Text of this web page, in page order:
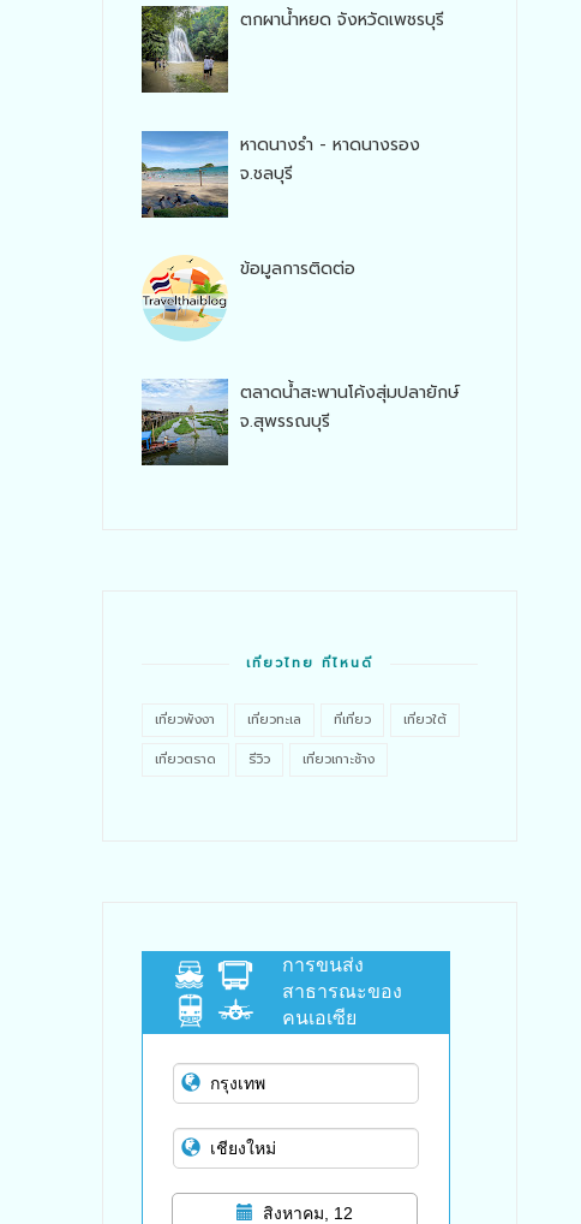
ตกผาน้ำหยด จังหวัดเพชรบุรี
หาดนางรำ - หาดนางรอง
จ.ชลบุรี
ข้อมูลการติดต่อ
ตลาดน้ำสะพานโค้งสุ่มปลายักษ์
จ.สุพรรณบุรี
เที่ยวไทย ที่ไหนดี
เที่ยวพังงา เที่ยวทะเล ที่เที่ยว
เที่ยวใต้
เที่ยวตราด
รีวิว เที่ยวเกาะช้าง
การขนส่ง
สาธารณะของ
คนเอเซีย
สิงหาคม, 12